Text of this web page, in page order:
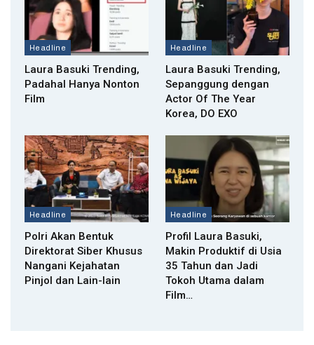
Headline
Laura Basuki Trending,
Padahal Hanya Nonton
Film
Headline
Laura Basuki Trending,
Sepanggung dengan
Actor Of The Year
Korea, DO EXO
Headline
Polri Akan Bentuk
Direktorat Siber Khusus
Nangani Kejahatan
Pinjol dan Lain-lain
Headline
Profil Laura Basuki,
Makin Produktif di Usia
35 Tahun dan Jadi
Tokoh Utama dalam
Film…